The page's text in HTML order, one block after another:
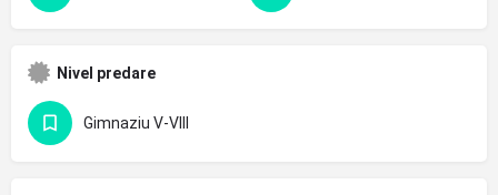
Nivel predare
Gimnaziu V-VIII